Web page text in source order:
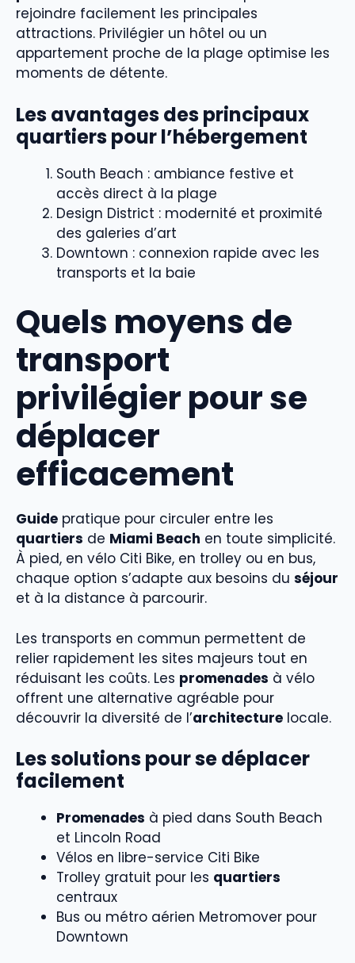
rejoindre facilement les principales
attractions. Privilégier un hôtel ou un
appartement proche de la plage optimise les
moments de détente.
Les avantages des principaux
quartiers pour l’hébergement
South Beach : ambiance festive et
accès direct à la plage
Design District : modernité et proximité
des galeries d’art
Downtown : connexion rapide avec les
transports et la baie
Quels moyens de
transport
privilégier pour se
déplacer
efficacement
Guide pratique pour circuler entre les
quartiers de Miami Beach en toute simplicité.
À pied, en vélo Citi Bike, en trolley ou en bus,
chaque option s’adapte aux besoins du séjour
et à la distance à parcourir.
Les transports en commun permettent de
relier rapidement les sites majeurs tout en
réduisant les coûts. Les promenades à vélo
offrent une alternative agréable pour
découvrir la diversité de l’architecture locale.
Les solutions pour se déplacer
facilement
Promenades à pied dans South Beach
et Lincoln Road
Vélos en libre-service Citi Bike
Trolley gratuit pour les quartiers
centraux
Bus ou métro aérien Metromover pour
Downtown